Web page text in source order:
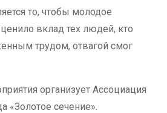
то, чтобы молодое
вклад тех людей, кто
трудом, отвагой смог
организует Ассоциация
«Золотое сечение».